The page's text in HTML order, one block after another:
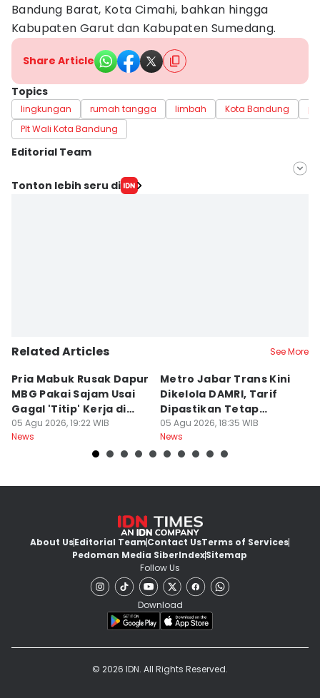
Bandung Barat, Kota Cimahi, bahkan hingga
Kabupaten Garut dan Kabupaten Sumedang.
Share Article
Topics
lingkungan rumah tangga limbah Kota Bandung
Plt Wali Kota Bandung
Editorial Team
Editor
Tonton lebih seru di
Related Articles See More
Pria Mabuk Rusak Dapur
MBG Pakai Sajam Usai
Gagal 'Titip' Kerja di
Sukabumi
05 Agu 2026, 19:22 WIB
News
Metro Jabar Trans Kini
Dikelola DAMRI, Tarif
Dipastikan Tetap
Rp4.900
05 Agu 2026, 18:35 WIB
News
About UsEditorial TeamContact UsTerms of Services
Pedoman Media SiberIndexSitemap
Follow Us
Download
© 2026 IDN. All Rights Reserved.